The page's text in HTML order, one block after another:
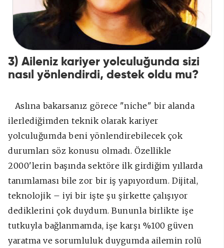
3) Aileniz kariyer yolculuğunda sizi
nasıl yönlendirdi, destek oldu mu?
Aslına bakarsanız görece "niche" bir alanda
ilerlediğimden teknik olarak kariyer
yolculuğumda beni yönlendirebilecek çok
durumları söz konusu olmadı. Özellikle
2000'lerin başında sektöre ilk girdiğim yıllarda
tanımlaması bile zor bir iş yapıyordum. Dijital,
teknolojik – iyi bir işte şu şirkette çalışıyor
dediklerini çok duydum. Bununla birlikte işe
tutkuyla bağlanmamda, işe karşı %100 güven
yaratma ve sorumluluk duygumda ailemin rolü